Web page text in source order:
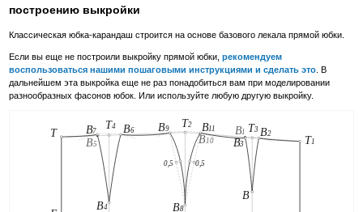
построению выкройки
Классическая юбка-карандаш строится на основе базового лекала прямой юбки.
Если вы еще не построили выкройку прямой юбки,рекомендуем
воспользоваться нашими пошаговыми инструкциями и сделать это . В
дальнейшем эта выкройка еще не раз понадобиться вам при моделировании
разнообразных фасонов юбок. Или используйте любую другую выкройку.